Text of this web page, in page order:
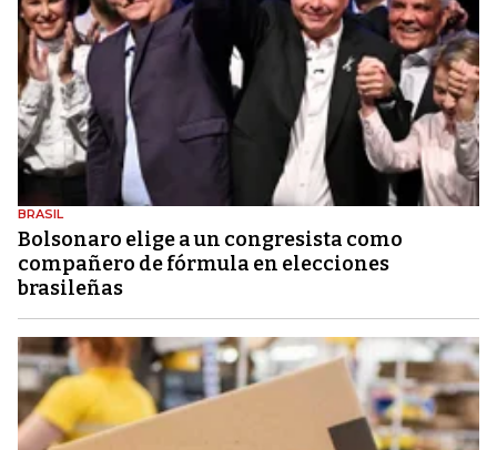
BRASIL
Bolsonaro elige a un congresista como
compañero de fórmula en elecciones
brasileñas